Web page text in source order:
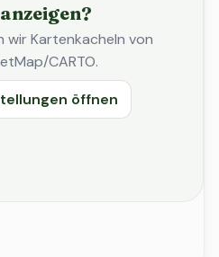
wir Kartenkacheln von
CARTO.
öffnen